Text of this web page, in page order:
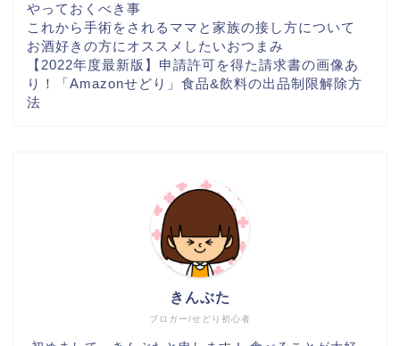
やっておくべき事
これから手術をされるママと家族の接し方について
お酒好きの方にオススメしたいおつまみ
【2022年度最新版】申請許可を得た請求書の画像あ
り！「Amazonせどり」食品&飲料の出品制限解除方
法
ブロガー/せどり初心者
きんぶた